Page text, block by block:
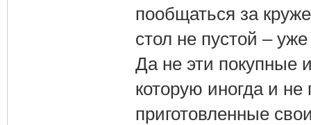
пообщаться за
стол не пустой –
Да не эти покупные
которую иногда и
приготовленные